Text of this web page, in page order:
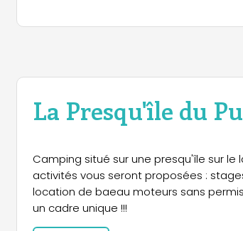
La Presqu'île du
Camping situé sur une presqu'île sur le
activités vous seront proposées :
location de baeau moteurs sans
un cadre unique !!!